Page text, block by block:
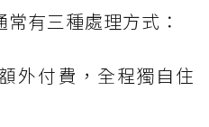
有三種處理方式：
外付費，全程獨自住